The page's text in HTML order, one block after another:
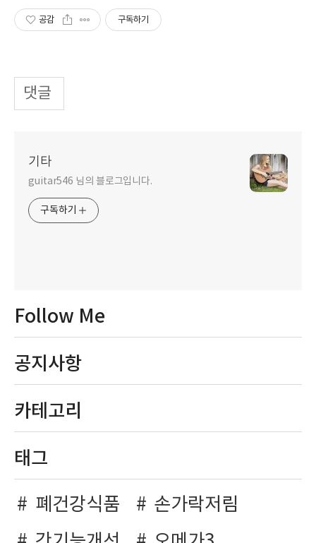
공감 구독하기
댓글
기타
guitar546 님의 블로그입니다.
구독하기
Follow Me
공지사항
카테고리
태그
폐건강식품
손가락저림